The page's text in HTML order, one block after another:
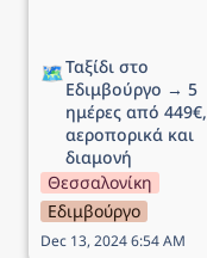
🗺️Ταξίδι στο
Εδιμβούργο → 5
ημέρες από 449€,
αεροπορικά και
διαμονή
Θεσσαλονίκη
Εδιμβούργο
Dec 13, 2024 6:54 AM